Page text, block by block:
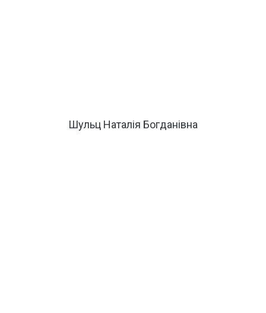
Шульц Наталія Богданівна